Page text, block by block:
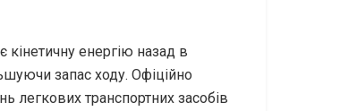
енергію назад в
запас ходу. Офіційно
легкових транспортних засобів